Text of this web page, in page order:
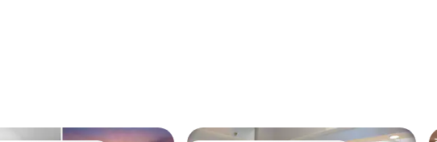
z 5, počet hodnotení: 151